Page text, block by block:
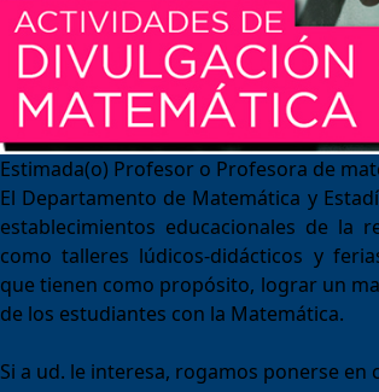
Estimada(o) Profesor o Profesora de
El Departamento de Matemática y
establecimientos educacionales de la
como talleres lúdicos-didácticos y
que tienen como propósito, lograr un
de los estudiantes con la Matemática.
Si a ud. le interesa, rogamos ponerse en